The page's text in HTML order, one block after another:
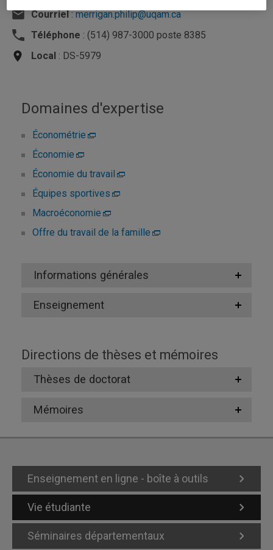
Courriel:merrigan.philip@uqam.ca
Téléphone : (514) 987-3000 poste 8385
Local : DS-5979
Domaines d'expertise
Économétrie
Économie
Économie du travail
Équipes sportives
Macroéconomie
Offre du travail de la famille
Informations générales
Enseignement
Directions de thèses et mémoires
Thèses de doctorat
Mémoires
Enseignement en ligne - boîte à outils
Vie étudiante
Séminaires départementaux